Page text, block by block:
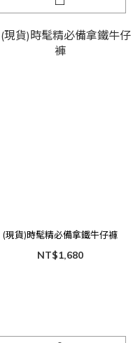
(現貨)時髦精必備拿鐵牛仔褲
NT$1,680